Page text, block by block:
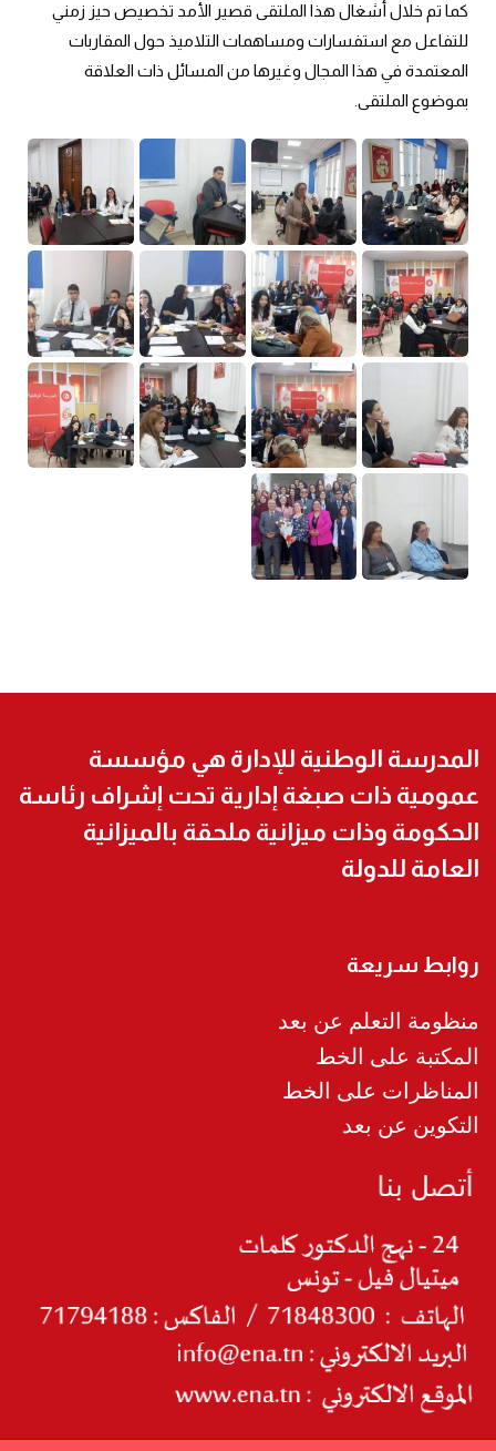
كما تم خلال أشغال هذا الملتقى قصير الأمد تخصيص حيز زمني
للتفاعل مع استفسارات ومساهمات التلاميذ حول المقاربات
المعتمدة في هذا المجال وغيرها من المسائل ذات العلاقة
بموضوع الملتقى.
المدرسة الوطنية للإدارة هي مؤسسة
عمومية ذات صبغة إدارية تحت إشراف رئاسة
الحكومة وذات ميزانية ملحقة بالميزانية
العامة للدولة
روابط سريعة
منظومة التعلم عن بعد
المكتبة على الخط
المناظرات على الخط
التكوين عن بعد